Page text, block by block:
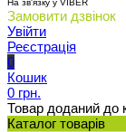
На зв'язку у VIBER
Замовити дзвінок
Увійти
Реєстрація
0
Кошик
0 грн.
Товар доданий до
Каталог товарів